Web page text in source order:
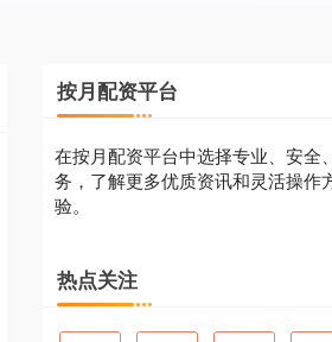
按月配资平台
在按月配资平台中选择专业、安全
务，了解更多优质资讯和灵活操作
验。
热点关注